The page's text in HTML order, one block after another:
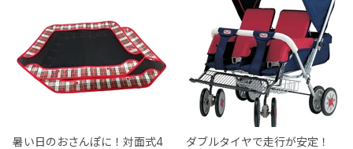
暑い日のおさんぽに！対面式4
ダブルタイヤで走行が安定！